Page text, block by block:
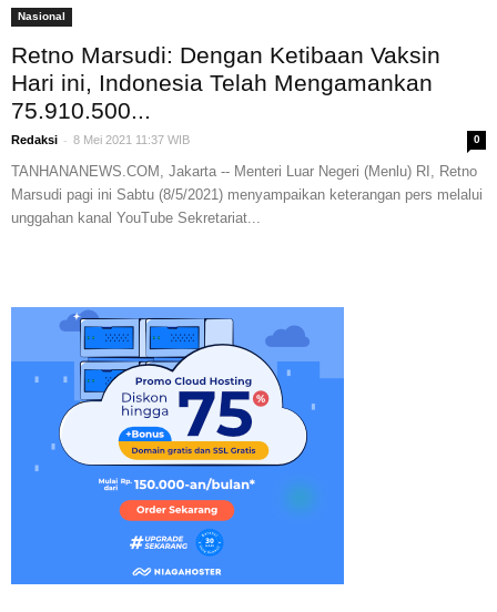
Nasional
Retno Marsudi: Dengan Ketibaan Vaksin
Hari ini, Indonesia Telah Mengamankan
75.910.500...
Redaksi - 8 Mei 2021 11:37 WIB 0
TANHANANEWS.COM, Jakarta -- Menteri Luar Negeri (Menlu) RI, Retno
Marsudi pagi ini Sabtu (8/5/2021) menyampaikan keterangan pers melalui
unggahan kanal YouTube Sekretariat...